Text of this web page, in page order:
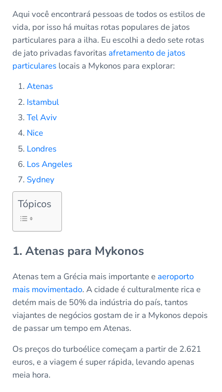
Aqui você encontrará pessoas de todos os estilos de
vida, por isso há muitas rotas populares de jatos
particulares para a ilha. Eu escolhi a dedo sete rotas
de jato privadas favoritas afretamento de jatos
particulareslocais a Mykonos para explorar:
Atenas
Istambul
Tel Aviv
Nice
Londres
Los Angeles
Sydney
Tópicos
1. Atenas para Mykonos
Atenas tem a Grécia mais importante e aeroporto
mais movimentado. A cidade é culturalmente rica e
detém mais de 50% da indústria do país, tantos
viajantes de negócios gostam de ir a Mykonos depois
de passar um tempo em Atenas.
Os preços do turboélice começam a partir de 2.621
euros, e a viagem é super rápida, levando apenas
meia hora.